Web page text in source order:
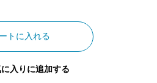
梨
県
ダ
トに入れる
入りに追加する